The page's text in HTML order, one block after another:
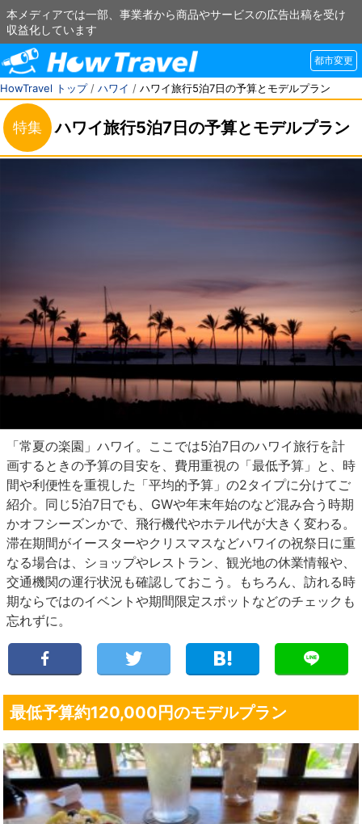
本メディアでは一部、事業者から商品やサービスの広告出稿を受け
収益化しています
都市変更
HowTravel トップ/ ハワイ / ハワイ旅行5泊7日の予算とモデルプラン
特集 ハワイ旅行5泊7日の予算とモデルプラン
「常夏の楽園」ハワイ。ここでは5泊7日のハワイ旅行を計
画するときの予算の目安を、費用重視の「最低予算」と、時
間や利便性を重視した「平均的予算」の2タイプに分けてご
紹介。同じ5泊7日でも、GWや年末年始のなど混み合う時期
かオフシーズンかで、飛行機代やホテル代が大きく変わる。
滞在期間がイースターやクリスマスなどハワイの祝祭日に重
なる場合は、ショップやレストラン、観光地の休業情報や、
交通機関の運行状況も確認しておこう。もちろん、訪れる時
期ならではのイベントや期間限定スポットなどのチェックも
忘れずに。
最低予算約120,000円のモデルプラン